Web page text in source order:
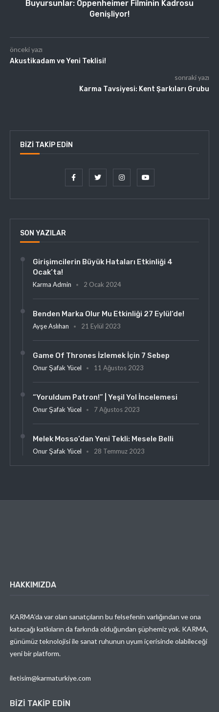
Buyursunlar: Oppenheimer Filminin Kadrosu
Genişliyor!
önceki yazı
Akustikadam ve Yeni Teklisi!
sonraki yazı
Karma Tavsiyesi: Kent Şarkıları Grubu
BIZI TAKIP EDIN
SON YAZILAR
Girişimcilerin Büyük Hataları Etkinliği 4
Ocak’ta!
Karma Admin 2 Ocak 2024
Benden Marka Olur Mu Etkinliği 27 Eylül’de!
Ayşe Aslıhan 21 Eylül 2023
Game Of Thrones İzlemek İçin 7 Sebep
Onur Şafak Yücel 11 Ağustos 2023
“Yoruldum Patron!” | Yeşil Yol İncelemesi
Onur Şafak Yücel 7 Ağustos 2023
Melek Mosso’dan Yeni Tekli: Mesele Belli
Onur Şafak Yücel 28 Temmuz 2023
HAKKIMIZDA
KARMA’da var olan sanatçıların bu felsefenin varlığından ve ona
katacağı katkıların da farkında olduğundan şüphemiz yok. KARMA,
günümüz teknolojisi ile sanat ruhunun uyum içerisinde olabileceği
yeni bir platform.
iletisim@karmaturkiye.com
BIZI TAKIP EDIN